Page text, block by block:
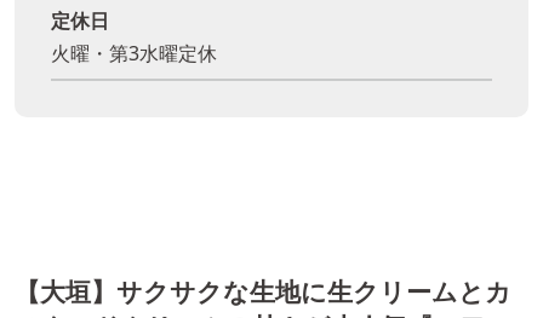
定休日
火曜・第3水曜定休
【大垣】サクサクな生地に生クリームとカ